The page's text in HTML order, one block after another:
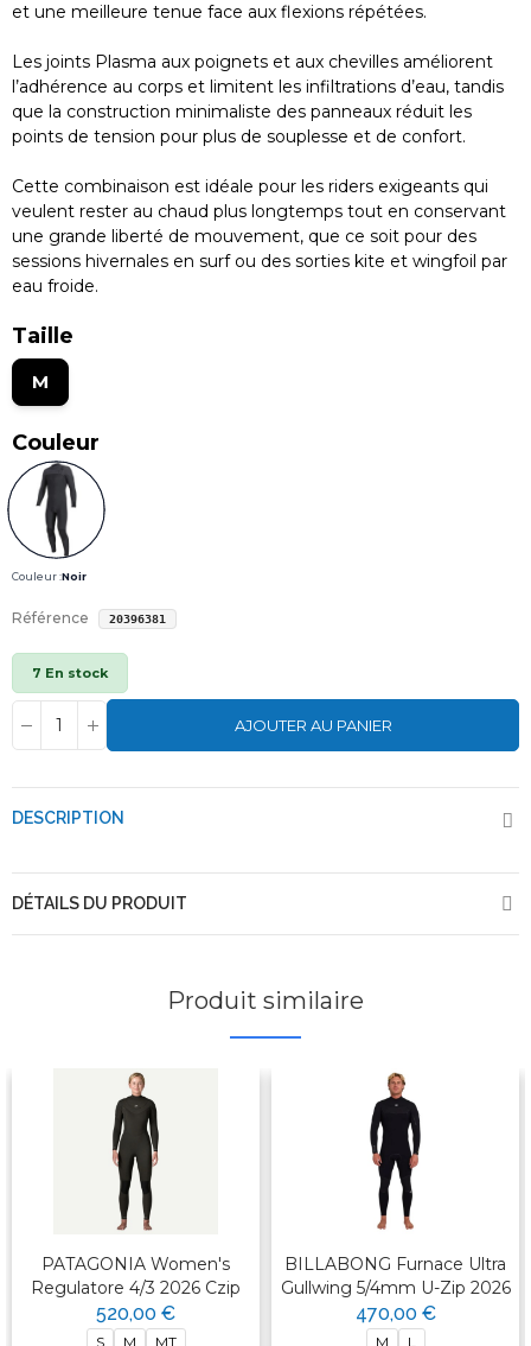
et une meilleure tenue face aux flexions répétées.
Les joints Plasma aux poignets et aux chevilles améliorent
l’adhérence au corps et limitent les infiltrations d’eau, tandis
que la construction minimaliste des panneaux réduit les
points de tension pour plus de souplesse et de confort.
Cette combinaison est idéale pour les riders exigeants qui
veulent rester au chaud plus longtemps tout en conservant
une grande liberté de mouvement, que ce soit pour des
sessions hivernales en surf ou des sorties kite et wingfoil par
eau froide.
Taille
M
Couleur
Couleur :Noir
Référence 20396381
7 En stock
AJOUTER AU PANIER
DESCRIPTION
DÉTAILS DU PRODUIT
Produit similaire
PATAGONIA Women's
Regulatore 4/3 2026 Czip
520,00 €
S M MT
BILLABONG Furnace Ultra
Gullwing 5/4mm U-Zip 2026
470,00 €
M L